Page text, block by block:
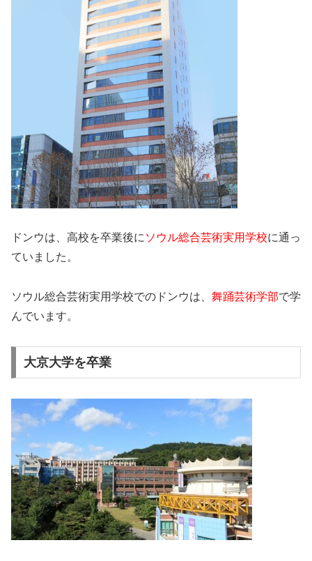
ドンウは、高校を卒業後にソウル総合芸術実用学校に通っ
ていました。
ソウル総合芸術実用学校でのドンウは、 舞踊芸術学部で学
んでいます。
大京大学を卒業